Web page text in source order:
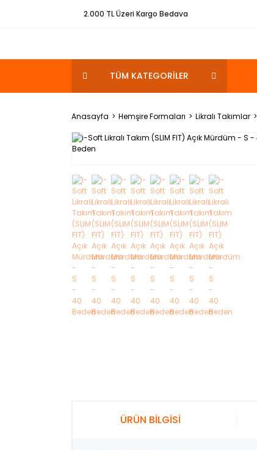
2.000 TL Üzeri Kargo Bedava
TÜM KATEGORİLER
Anasayfa Hemşire Formaları Likralı Takımlar
ÜRÜN BİLGİSİ